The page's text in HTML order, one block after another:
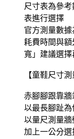
尺寸表為參
表進行選擇
官方測量數
耗費時間與
寬」建議選
【童鞋尺寸測
赤腳腳跟靠牆
以最長腳趾
以量尺測量牆
加上一公分選